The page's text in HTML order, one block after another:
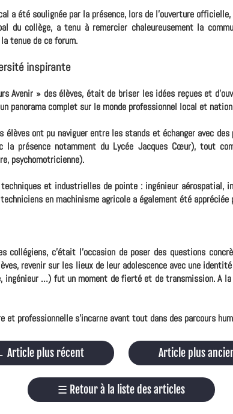
a été soulignée par la présence, lors de l'ouverture
du collège, a tenu à remercier chaleureusement la
tenue de ce forum.
inspirante
Avenir » des élèves, était de briser les idées reçues et
panorama complet sur le monde professionnel local et
élèves ont pu naviguer entre les stands et échanger avec
la présence notamment du Lycée Jacques Cœur), tout
psychomotricienne).
et industrielles de pointe : ingénieur aérospatial,
en machinisme agricole a également été appréciée
collégiens, c'était l'occasion de poser des questions
revenir sur les lieux de leur adolescence avec une
ingénieur …) fut un moment de fierté et de transmission. A
et professionnelle s'incarne avant tout dans des parcours
Article plus récent Article plus
☰ Retour à la liste des articles